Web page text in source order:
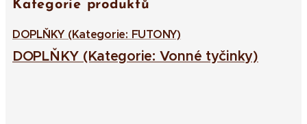
Kategorie produktů
DOPLŇKY (Kategorie: FUTONY)
DOPLŇKY (Kategorie: Vonné tyčinky)